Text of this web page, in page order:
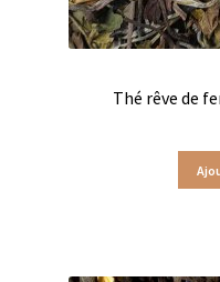
Mélanges pour
Rhums arrangés
Boutique du Grenier de
Thé rêve de